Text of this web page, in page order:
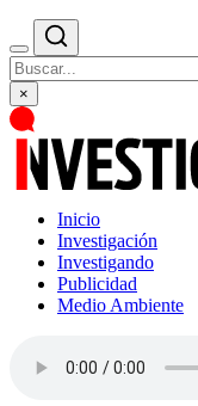
×
Inicio
Investigación
Investigando
Publicidad
Medio Ambiente